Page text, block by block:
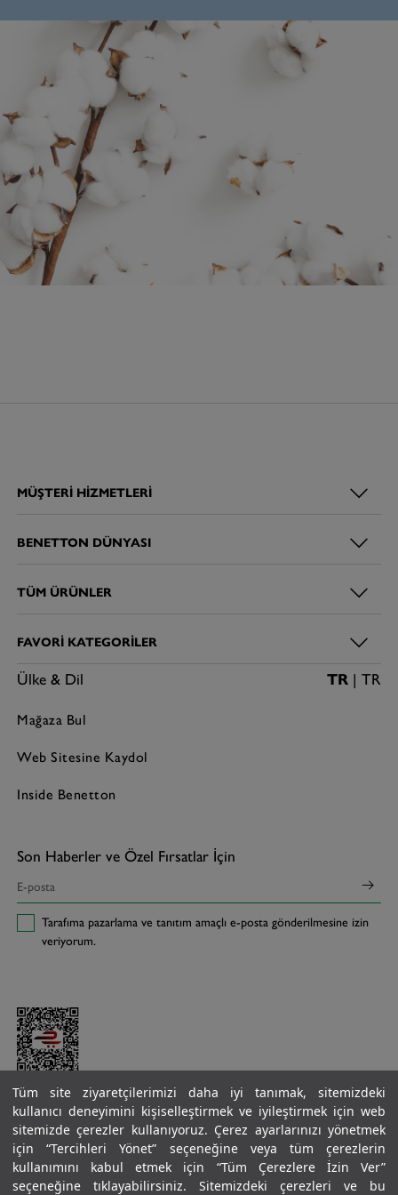
Tüm site ziyaretçilerimizi daha iyi tanımak, sitemizdeki
kullanıcı deneyimini kişiselleştirmek ve iyileştirmek için web
sitemizde çerezler kullanıyoruz. Çerez ayarlarınızı yönetmek
için “Tercihleri Yönet” seçeneğine veya tüm çerezlerin
kullanımını kabul etmek için “Tüm Çerezlere İzin Ver”
seçeneğine tıklayabilirsiniz. Sitemizdeki çerezleri ve bu
MÜŞTERI HIZMETLERI
BENETTON DÜNYASI
TÜM ÜRÜNLER
FAVORI KATEGORILER
Ülke & Dil TR | TR
Mağaza Bul
Web Sitesine Kaydol
Inside Benetton
Son Haberler ve Özel Fırsatlar İçin
Tarafıma pazarlama ve tanıtım amaçlı e-posta gönderilmesine izin
veriyorum.